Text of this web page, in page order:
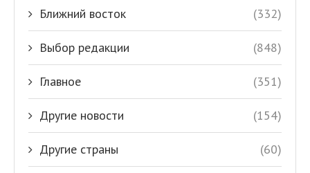
Ближний восток (332)
Выбор редакции (848)
Главное (351)
Другие новости (154)
Другие страны (60)